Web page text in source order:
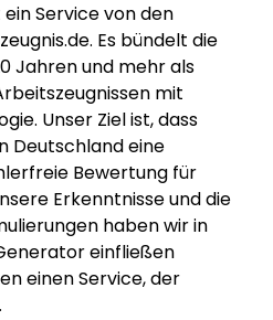
Service von den
Es bündelt die
Jahren und mehr als
mit
Unser Ziel ist, dass
Deutschland eine
Bewertung für
Erkenntnisse und die
haben wir in
einfließen
einen Service, der